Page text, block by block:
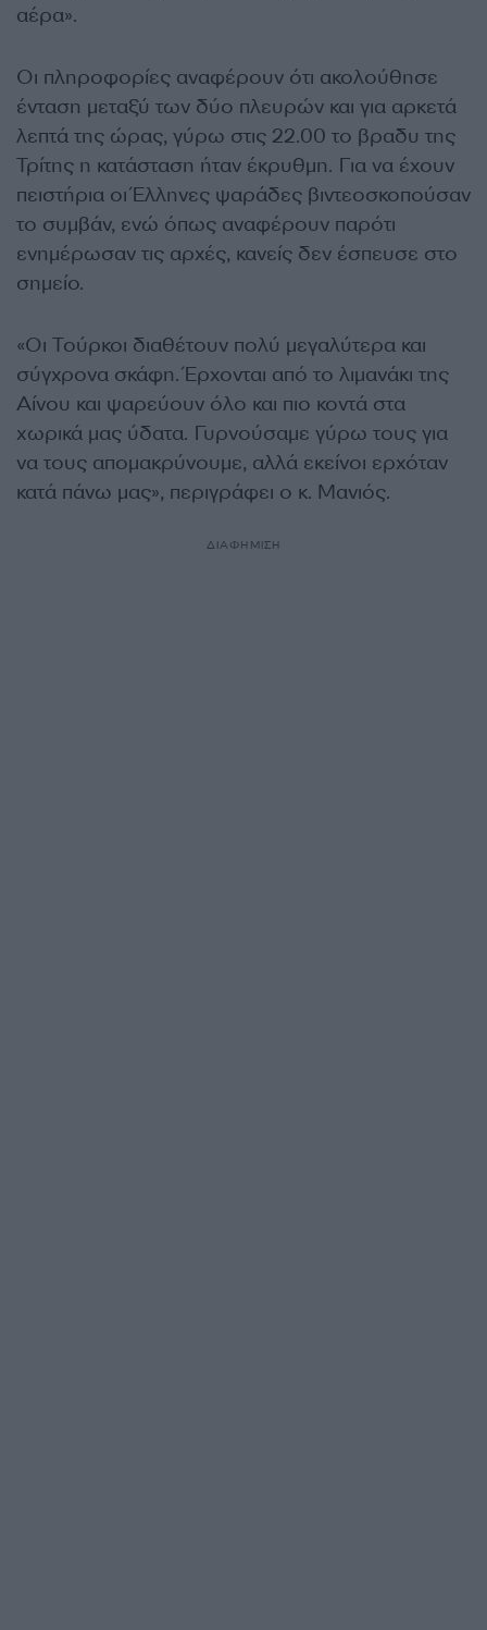
αέρα».
Οι πληροφορίες αναφέρουν ότι ακολούθησε
ένταση μεταξύ των δύο πλευρών και για αρκετά
λεπτά της ώρας, γύρω στις 22.00 το βραδυ της
Τρίτης η κατάσταση ήταν έκρυθμη. Για να έχουν
πειστήρια οι Έλληνες ψαράδες βιντεοσκοπούσαν
το συμβάν, ενώ όπως αναφέρουν παρότι
ενημέρωσαν τις αρχές, κανείς δεν έσπευσε στο
σημείο.
«Οι Τούρκοι διαθέτουν πολύ μεγαλύτερα και
σύγχρονα σκάφη. Έρχονται από το λιμανάκι της
Αίνου και ψαρεύουν όλο και πιο κοντά στα
χωρικά μας ύδατα. Γυρνούσαμε γύρω τους για
να τους απομακρύνουμε, αλλά εκείνοι ερχόταν
κατά πάνω μας», περιγράφει ο κ. Μανιός.
ΔΙΑΦΗΜΙΣΗ